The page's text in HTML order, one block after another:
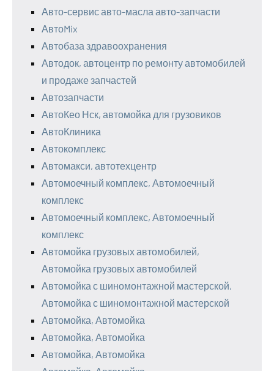
Авто-сервис авто-масла авто-запчасти
АвтоMix
Автобаза здравоохранения
Автодок, автоцентр по ремонту автомобилей
и продаже запчастей
Автозапчасти
АвтоКео Нск, автомойка для грузовиков
АвтоКлиника
Автокомплекс
Автомакси, автотехцентр
Автомоечный комплекс, Автомоечный
комплекс
Автомоечный комплекс, Автомоечный
комплекс
Автомойка грузовых автомобилей,
Автомойка грузовых автомобилей
Автомойка с шиномонтажной мастерской,
Автомойка с шиномонтажной мастерской
Автомойка, Автомойка
Автомойка, Автомойка
Автомойка, Автомойка